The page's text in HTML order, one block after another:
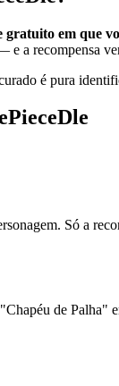
em que
a recompensa
é pura
Só a
de